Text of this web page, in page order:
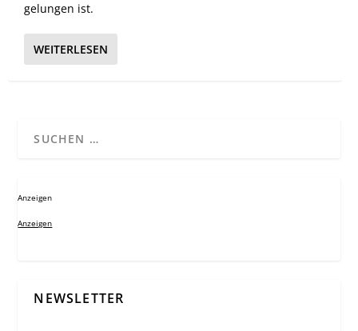
gelungen ist.
WEITERLESEN
Anzeigen
Anzeigen
NEWSLETTER